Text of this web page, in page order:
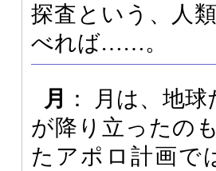
探査という、人
べれば……。
月
： 月は、地
が降り立ったの
たアポロ計画で